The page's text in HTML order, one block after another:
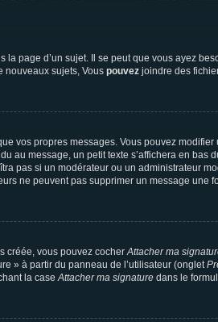
page d’un sujet. Il se peut que vous ayez
nouveaux sujets, Vous pouvez joindre des
vos propres messages. Vous pouvez
au message, un petit texte s’affichera en bas
pas si un modérateur ou un administrateur
ne peuvent pas supprimer un message une
créée, vous pouvez cocherAttacher ma
» à partir du panneau de l’utilisateur (onglet
la caseAttacher ma signature dans le